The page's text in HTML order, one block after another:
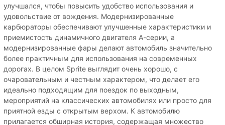
улучшался, чтобы повысить удобство использования и
удовольствие от вождения. Модернизированные
карбюраторы обеспечивают улучшенные характеристики и
приемистость динамичного двигателя А-серии, а
модернизированные фары делают автомобиль значительно
более практичным для использования на современных
дорогах. В целом Sprite выглядит очень хорошо, с
очаровательным и честным характером, что делает его
идеально подходящим для поездок по выходным,
мероприятий на классических автомобилях или просто для
приятной езды с открытым верхом. К автомобилю
прилагается обширная история, содержащая множество